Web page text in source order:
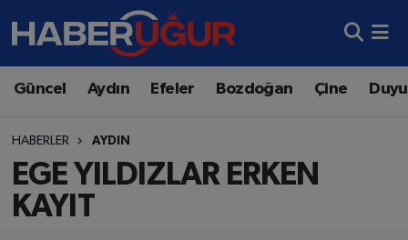
Güncel Aydın Efeler Bozdoğan Çine
HABERLER AYDIN
EGE YILDIZLAR ERKEN
KAYIT
Aydın Nöbetçi Eczaneler
Aydın Namaz Vakitleri
Aydın Trafik Yoğunluk Haritası